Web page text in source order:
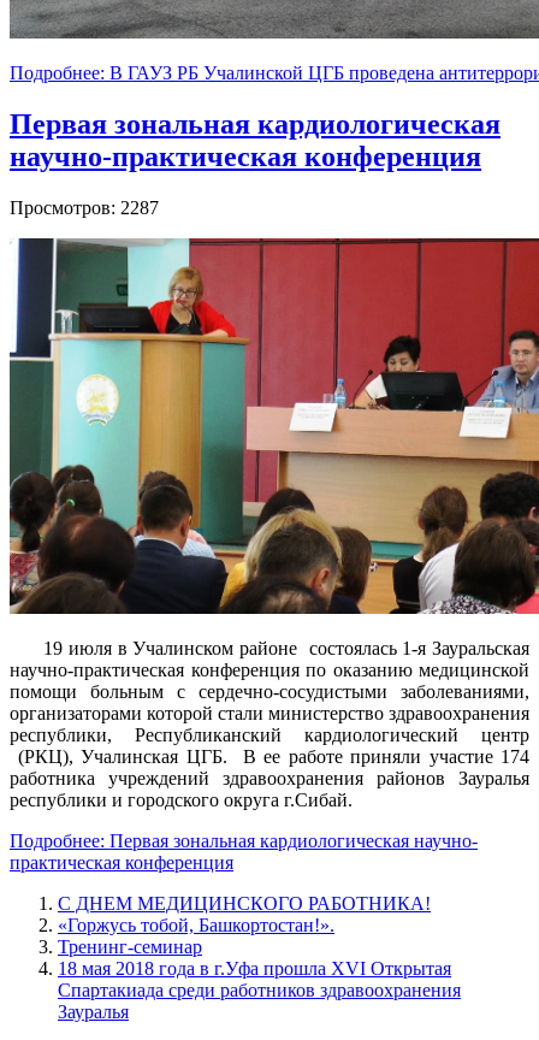
Подробнее: В ГАУЗ РБ Учалинской ЦГБ проведена
Первая зональная кардиологическая
научно-практическая конференция
Просмотров: 2287
19 июля в Учалинском районе состоялась 1-я Зауральская
научно-практическая конференция по оказанию медицинской
помощи больным с сердечно-сосудистыми заболеваниями,
организаторами которой стали министерство здравоохранения
республики, Республиканский кардиологический центр
(РКЦ), Учалинская ЦГБ. В ее работе приняли участие 174
работника учреждений здравоохранения районов Зауралья
республики и городского округа г.Сибай.
Подробнее: Первая зональная кардиологическая научно-
практическая конференция
С ДНЕМ МЕДИЦИНСКОГО РАБОТНИКА!
«Горжусь тобой, Башкортостан!».
Тренинг-семинар
18 мая 2018 года в г.Уфа прошла XVI Открытая
Спартакиада среди работников здравоохранения
Зауралья